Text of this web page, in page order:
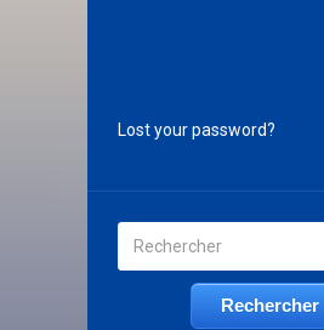
Lost your password?